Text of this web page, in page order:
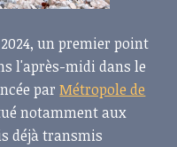
un premier point
l'après-midi dans le
parMétropole de
notamment aux
déjà transmis